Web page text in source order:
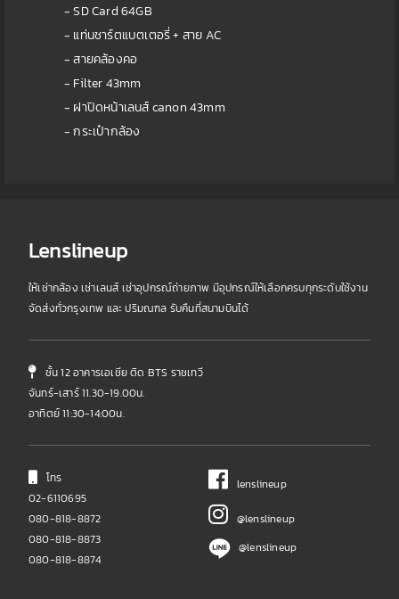
- SD Card 64GB
- แท่นชาร์ตแบตเตอรี่ + สาย AC
- สายคล้องคอ
- Filter 43mm
- ฝาปิดหน้าเลนส์ canon 43mm
- กระเป๋ากล้อง
Lenslineup
ให้เช่ากล้อง เช่าเลนส์ เช่าอุปกรณ์ถ่ายภาพ มีอุปกรณ์ให้เลือกครบทุกระดับใช้งาน
จัดส่งทั่วกรุงเทพ และ ปริมณฑล รับคืนที่สนามบินได้
ชั้น 12 อาคารเอเชีย ติด BTS ราชเทวี
จันทร์-เสาร์ 11.30-19.00น.
อาทิตย์ 11:30-14:00น.
โทร
02-6110695
080-818-8872
080-818-8873
080-818-8874
lenslineup
@lenslineup
@lenslineup